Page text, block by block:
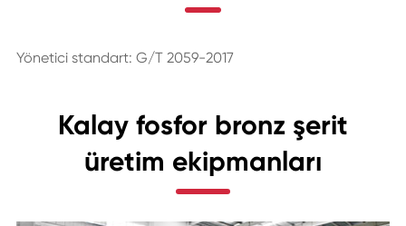
Yönetici standart: G/T 2059-2017
Kalay fosfor bronz şerit
üretim ekipmanları